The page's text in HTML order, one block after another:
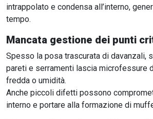
intrappolato e condensa all’interno,
tempo.
Mancata gestione dei punti
Spesso la posa trascurata di davanzali,
pareti e serramenti lascia microfessure
fredda o umidità.
Anche piccoli difetti possono
interno e portare alla formazione di